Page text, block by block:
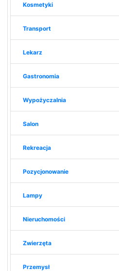
Kosmetyki
Transport
Lekarz
Gastronomia
Wypożyczalnia
Salon
Rekreacja
Pozycjonowanie
Lampy
Nieruchomości
Zwierzęta
Przemysł